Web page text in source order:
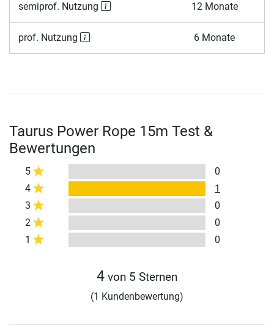
semiprof. Nutzung 12 Monate
prof. Nutzung 6 Monate
Taurus Power Rope 15m Test &
Bewertungen
5
0
4
1
3
0
2
0
1
0
4 von 5 Sternen
(1 Kundenbewertung)